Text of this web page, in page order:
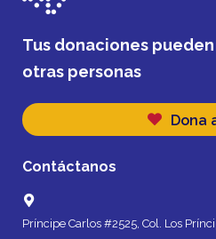
Tus donaciones
otras personas
Dona
Contáctanos
Príncipe Carlos #2525, Col. Los